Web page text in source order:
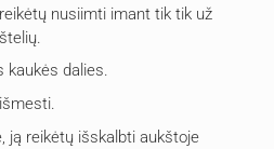
nusiimti imant tik tik už
kaukės dalies.
ją reikėtų išskalbti aukštoje